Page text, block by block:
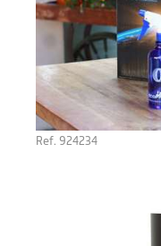
Ref. 924234